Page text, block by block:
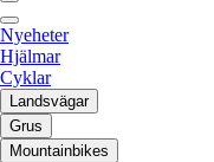
Nyeheter
Hjälmar
Cyklar
Landsvägar
Grus
Mountainbikes